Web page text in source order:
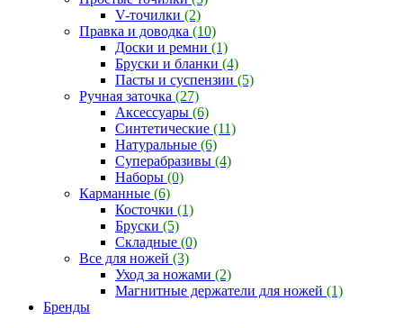
V-точилки (2)
Правка и доводка (10)
Доски и ремни (1)
Бруски и бланки (4)
Пасты и суспензии (5)
Ручная заточка (27)
Аксессуары (6)
Синтетические (11)
Натуральные (6)
Суперабразивы (4)
Наборы (0)
Карманные (6)
Косточки (1)
Бруски (5)
Складные (0)
Все для ножей (3)
Уход за ножами (2)
Магнитные держатели для ножей (1)
Бренды